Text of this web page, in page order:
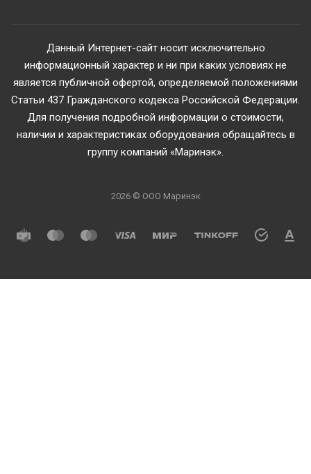
Данный Интернет-сайт носит исключительно
информационный характер и ни при каких условиях не
является публичной офертой, определяемой положениями
Статьи 437 Гражданского кодекса Российской Федерации.
Для получения подробной информации о стоимости,
наличии и характеристиках оборудования обращайтесь в
группу компаний «Маринэк».
2026 © ООО Маринэк